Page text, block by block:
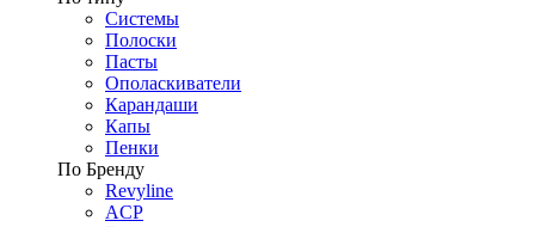
Системы
Полоски
Пасты
Ополаскиватели
Карандаши
Капы
Пенки
По Бренду
Revyline
ACP